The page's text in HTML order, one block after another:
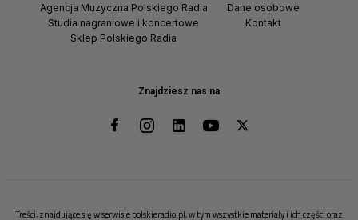
Znajdziesz nas na
Agencja Muzyczna Polskiego Radia
Studia nagraniowe i koncertowe
Sklep Polskiego Radia
Dane osobowe
Kontakt
Treści, znajdujące się w serwisie polskieradio.pl, w tym wszystkie materiały i ich części oraz